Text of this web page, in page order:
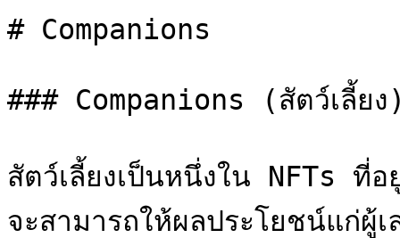
# Companions
### Companions (สัตว์เลี้ย
สัตว์เลี้ยงเป็นหนึ่งใน NFTs ที่
จะสามารถให้ผลประโยชน์แก่ผู้